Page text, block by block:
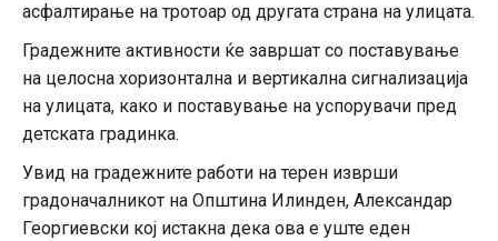
асфалтирање на тротоар од другата страна на улицата.
Градежните активности ќе завршат со поставување
на целосна хоризонтална и вертикална сигнализација
на улицата, како и поставување на успорувачи пред
детската градинка.
Увид на градежните работи на терен изврши
градоначалникот на Општина Илинден, Александар
Георгиевски кој истакна дека ова е уште еден